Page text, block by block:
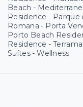
Beach -
Residence - Parque
Romana - Porta
Porto Beach
Residence -
Suítes - Wellness